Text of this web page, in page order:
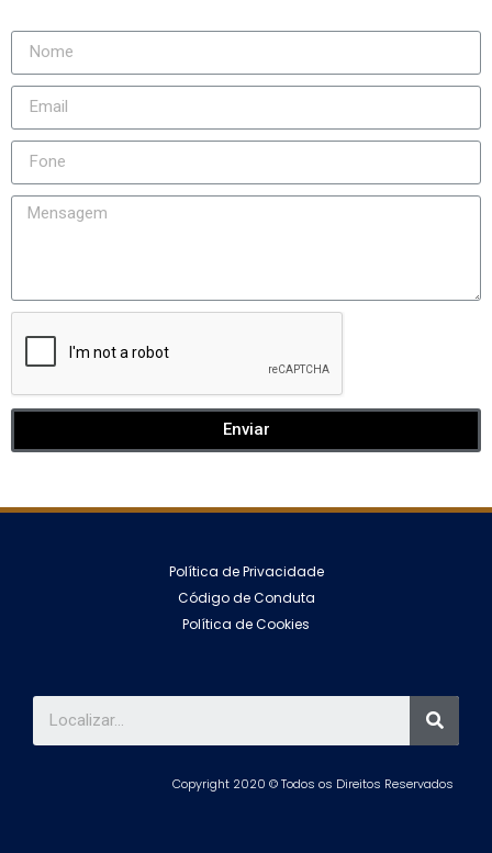
Enviar
Política de Privacidade
Código de Conduta
Política de Cookies
Copyright 2020 © Todos os Direitos Reservados